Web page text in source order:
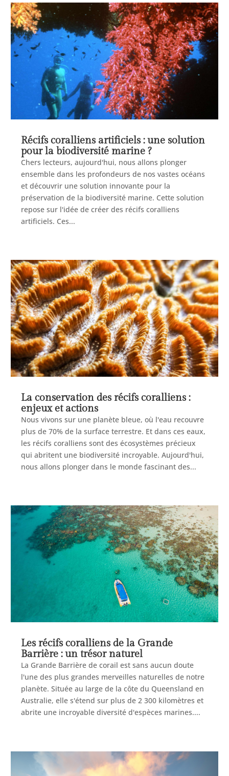
Récifs coralliens artificiels : une solution
pour la biodiversité marine ?
Chers lecteurs, aujourd'hui, nous allons plonger
ensemble dans les profondeurs de nos vastes océans
et découvrir une solution innovante pour la
préservation de la biodiversité marine. Cette solution
repose sur l'idée de créer des récifs coralliens
artificiels. Ces...
La conservation des récifs coralliens :
enjeux et actions
Nous vivons sur une planète bleue, où l'eau recouvre
plus de 70% de la surface terrestre. Et dans ces eaux,
les récifs coralliens sont des écosystèmes précieux
qui abritent une biodiversité incroyable. Aujourd'hui,
nous allons plonger dans le monde fascinant des...
Les récifs coralliens de la Grande
Barrière : un trésor naturel
La Grande Barrière de corail est sans aucun doute
l'une des plus grandes merveilles naturelles de notre
planète. Située au large de la côte du Queensland en
Australie, elle s'étend sur plus de 2 300 kilomètres et
abrite une incroyable diversité d'espèces marines....